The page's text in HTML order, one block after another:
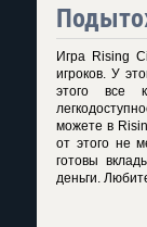
Игра Rising
игроков. У
этого все
можете в
от этого не
готовы
деньги.